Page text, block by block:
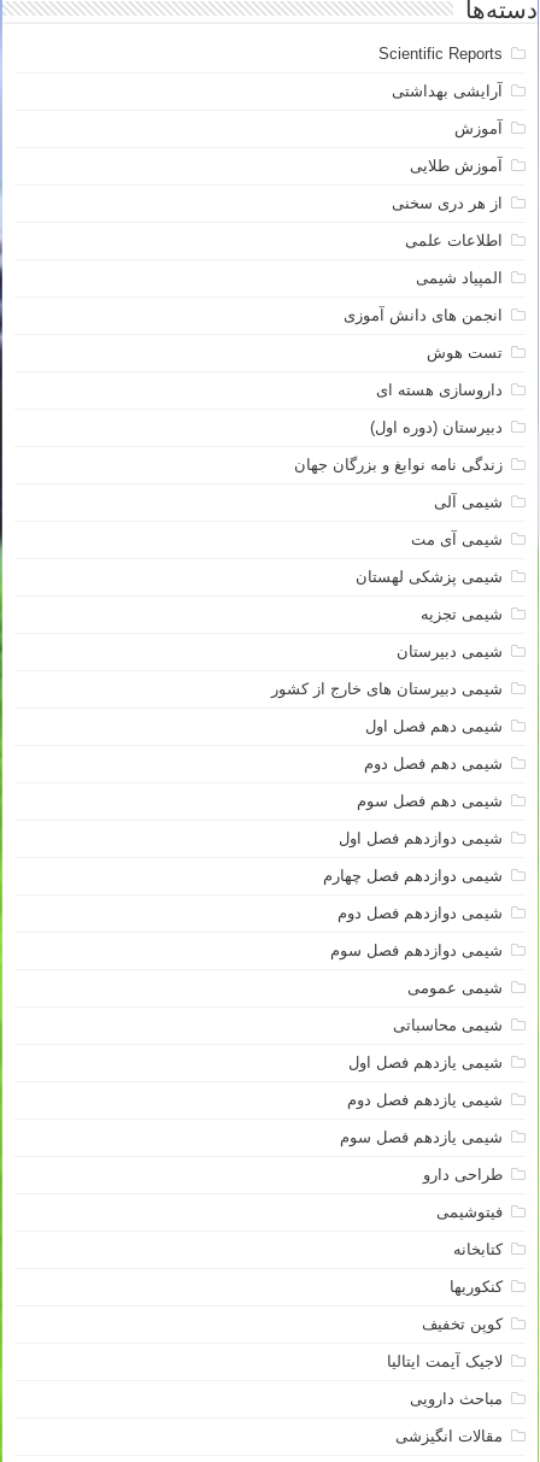
دسته‌ها
Scientific Reports
آرایشی بهداشتی
آموزش
آموزش طلایی
از هر دری سخنی
اطلاعات علمی
المپیاد شیمی
انجمن های دانش آموزی
تست هوش
داروسازی هسته ای
دبیرستان (دوره اول)
زندگی نامه نوابغ و بزرگان جهان
شیمی آلی
شیمی آی مت
شیمی پزشکی لهستان
شیمی تجزیه
شیمی دبیرستان
شیمی دبیرستان های خارج از کشور
شیمی دهم فصل اول
شیمی دهم فصل دوم
شیمی دهم فصل سوم
شیمی دوازدهم فصل اول
شیمی دوازدهم فصل چهارم
شیمی دوازدهم فصل دوم
شیمی دوازدهم فصل سوم
شیمی عمومی
شیمی محاسباتی
شیمی یازدهم فصل اول
شیمی یازدهم فصل دوم
شیمی یازدهم فصل سوم
طراحی دارو
فیتوشیمی
کتابخانه
کنکوریها
کوپن تخفیف
لاجیک آیمت ایتالیا
مباحث دارویی
مقالات انگیزشی